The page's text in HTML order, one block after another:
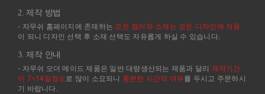
2. 제작 방법
- 자무쉬 홈페이지에 존재하는 모든 컬러와 소재는 모든 디자인에 적용
이 되니 디자인 선택 후 소재 선택도 자유롭게 하실 수 있습니다.
3. 제작 안내
- 자무쉬 오더 메이드 제품은 일반 대량생산되는 제품과 달리 제작기간
이 7~14일정도 로 많이 소요되니 충분한 시간적 여유를 두시고 주문하시
기 바랍니다.